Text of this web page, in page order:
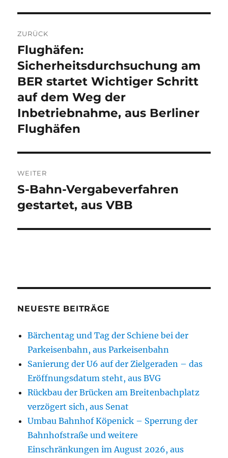
ZURÜCK
Vorheriger
Beitrag:
Flughäfen:
Sicherheitsdurchsuchung am
BER startet Wichtiger Schritt
auf dem Weg der
Inbetriebnahme, aus Berliner
Flughäfen
WEITER
Nächster
Beitrag:
S-Bahn-Vergabeverfahren
gestartet, aus VBB
NEUESTE BEITRÄGE
Bärchentag und Tag der Schiene bei der
Parkeisenbahn, aus Parkeisenbahn
Sanierung der U6 auf der Zielgeraden – das
Eröffnungsdatum steht, aus BVG
Rückbau der Brücken am Breitenbachplatz
verzögert sich, aus Senat
Umbau Bahnhof Köpenick – Sperrung der
Bahnhofstraße und weitere
Einschränkungen im August 2026, aus